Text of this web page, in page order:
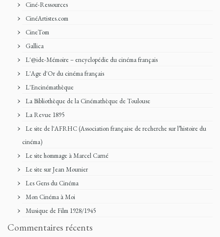
Ciné-Ressources
CinéArtistes.com
CineTom
Gallica
L'@ide-Mémoire – encyclopédie du cinéma français
L'Age d'Or du cinéma français
L'Encinémathèque
La Bibliothèque de la Cinémathèque de Toulouse
La Revue 1895
Le site de l'AFRHC (Association française de recherche sur l’histoire du
cinéma)
Le site hommage à Marcel Carné
Le site sur Jean Mounier
Les Gens du Cinéma
Mon Cinéma à Moi
Musique de Film 1928/1945
Commentaires récents